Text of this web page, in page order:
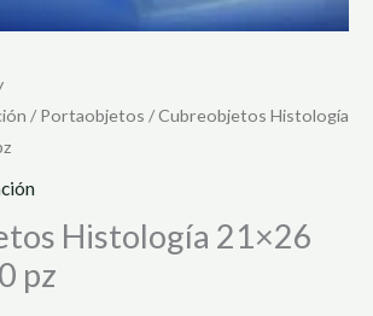
/Portaobjetos / Cubreobjetos Histología
Histología 21×26
pz